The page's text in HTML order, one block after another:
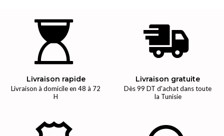
Livraison rapide
Livraison à domicile en 48 à 72
H
Livraison gratuite
Dès 99 DT d'achat dans toute
la Tunisie